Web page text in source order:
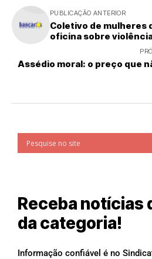
PUBLICAÇÃO ANTERIOR
Coletivo de mulheres
oficina sobre
Assédio moral: o preço que
Receba notícias
da categoria!
Informação confiável é no